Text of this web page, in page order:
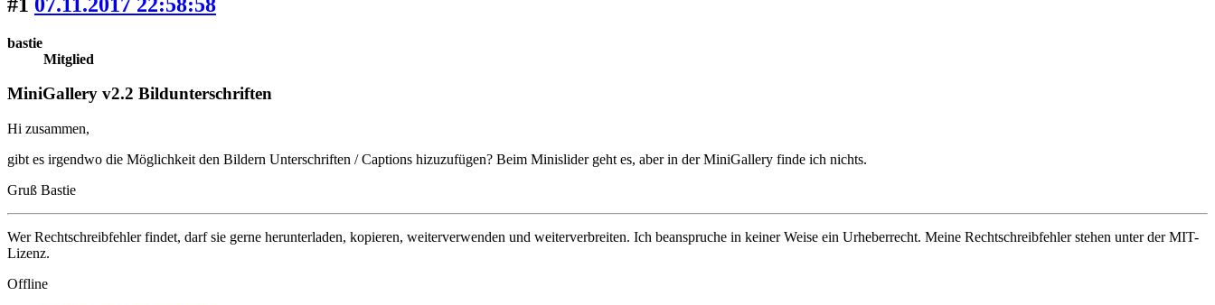
bastie
Mitglied
MiniGallery v2.2 Bildunterschriften
Hi zusammen,
gibt es irgendwo die Möglichkeit den Bildern Unterschriften / Captions hizuzufügen? Beim Minislider geht es, aber in der MiniGallery finde ich nichts.
Gruß Bastie
Wer Rechtschreibfehler findet, darf sie gerne herunterladen, kopieren, weiterverwenden und weiterverbreiten. Ich beanspruche in keiner Weise ein Urheberrecht. Meine Rechtschreibfehler stehen unter der MIT-
Lizenz.
Offline